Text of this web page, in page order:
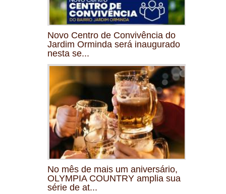
Novo Centro de Convivência do
Jardim Orminda será inaugurado
nesta se...
No mês de mais um aniversário,
OLYMPIA COUNTRY amplia sua
série de at...